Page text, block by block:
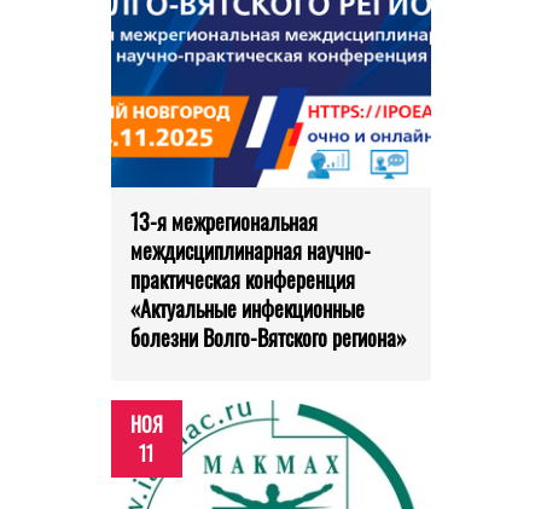
13-я межрегиональная
междисциплинарная научно-
практическая конференция
«Актуальные инфекционные
болезни Волго-Вятского региона»
НОЯ
11